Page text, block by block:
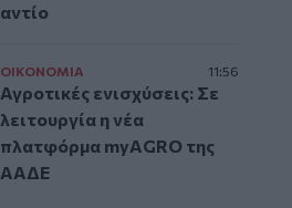
αντίο
ΟΙΚΟΝΟΜΙΑ 11:56
Αγροτικές ενισχύσεις: Σε
λειτουργία η νέα
πλατφόρμα myAGRO της
ΑΑΔΕ